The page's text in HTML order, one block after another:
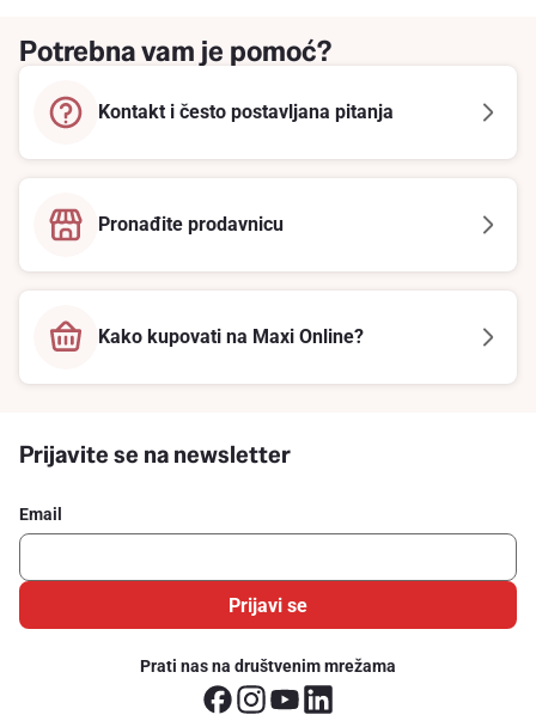
Potrebna vam je pomoć?
Kontakt i često postavljana pitanja
Pronađite prodavnicu
Kako kupovati na Maxi Online?
Prijavite se na newsletter
Email
Prijavi se
Prati nas na društvenim mrežama